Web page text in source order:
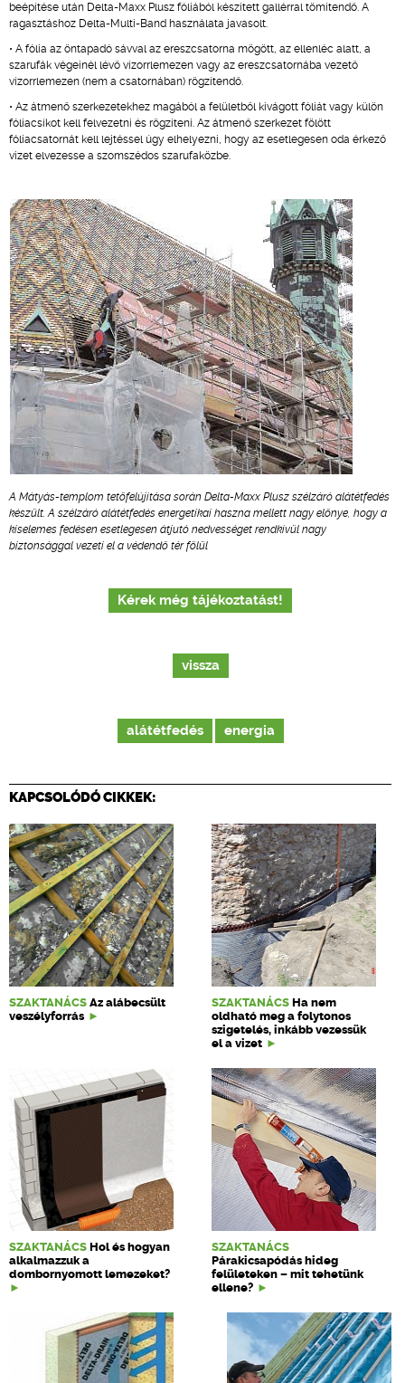
beépítése után Delta-Maxx Plusz fóliából készített gallérral tömítendő. A
ragasztáshoz Delta-Multi-Band használata javasolt.
• A fólia az öntapadó sávval az ereszcsatorna mögött, az ellenléc alatt, a
szarufák végeinél lévő vízorrlemezen vagy az ereszcsatornába vezető
vízorrlemezen (nem a csatornában) rögzítendő.
• Az átmenő szerkezetekhez magából a felületből kivágott fóliát vagy külön
fóliacsíkot kell felvezetni és rögzíteni. Az átmenő szerkezet fölött
fóliacsatornát kell lejtéssel úgy elhelyezni, hogy az esetlegesen oda érkező
vizet elvezesse a szomszédos szarufaközbe.
A Mátyás-templom tetőfelújítása során Delta-Maxx Plusz szélzáró alátétfedés
készült. A szélzáró alátétfedés energetikai haszna mellett nagy előnye, hogy a
kiselemes fedésen esetlegesen átjutó nedvességet rendkívül nagy
biztonsággal vezeti el a védendő tér fölül
Kérek még tájékoztatást!
vissza
alátétfedés energia
KAPCSOLÓDÓ CIKKEK:
SZAKTANÁCS Az alábecsült
veszélyforrás
SZAKTANÁCS Ha nem
oldható meg a folytonos
szigetelés, inkább vezessük
el a vizet
SZAKTANÁCS Hol és hogyan
alkalmazzuk a
dombornyomott lemezeket?
SZAKTANÁCS
Párakicsapódás hideg
felületeken – mit tehetünk
ellene?